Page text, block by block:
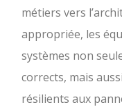
métiers vers
appropriée, les
systèmes non
corrects, mais
résilients aux